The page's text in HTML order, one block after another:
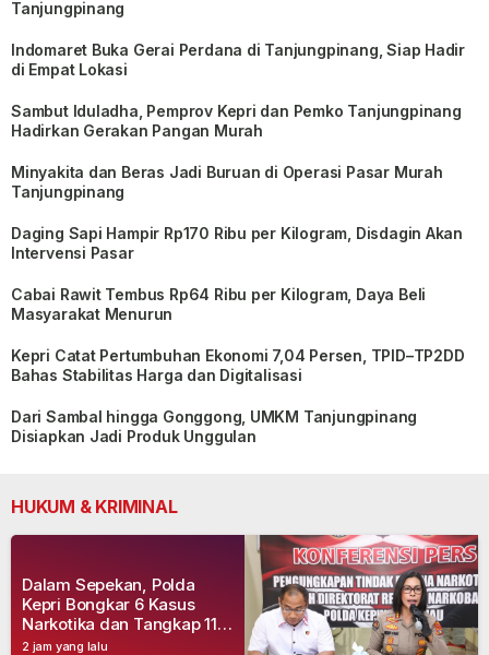
Tanjungpinang
Indomaret Buka Gerai Perdana di Tanjungpinang, Siap Hadir
di Empat Lokasi
Sambut Iduladha, Pemprov Kepri dan Pemko Tanjungpinang
Hadirkan Gerakan Pangan Murah
Minyakita dan Beras Jadi Buruan di Operasi Pasar Murah
Tanjungpinang
Daging Sapi Hampir Rp170 Ribu per Kilogram, Disdagin Akan
Intervensi Pasar
Cabai Rawit Tembus Rp64 Ribu per Kilogram, Daya Beli
Masyarakat Menurun
Kepri Catat Pertumbuhan Ekonomi 7,04 Persen, TPID–TP2DD
Bahas Stabilitas Harga dan Digitalisasi
Dari Sambal hingga Gonggong, UMKM Tanjungpinang
Disiapkan Jadi Produk Unggulan
HUKUM & KRIMINAL
2 jam yang lalu
Dalam Sepekan, Polda
Kepri Bongkar 6 Kasus
Narkotika dan Tangkap 11
Tersangka